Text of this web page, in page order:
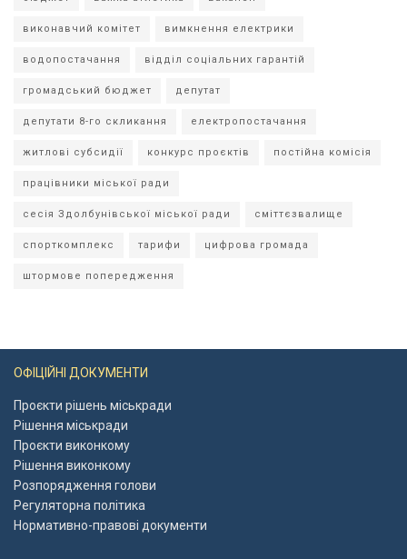
виконавчий комітет вимкнення електрики
водопостачання відділ соціальних гарантій
громадський бюджет депутат
депутати 8-го скликання електропостачання
житлові субсидії конкурс проєктів постійна комісія
працівники міської ради
сесія Здолбунівської міської ради сміттєзвалище
спорткомплекс тарифи цифрова громада
штормове попередження
ОФІЦІЙНІ ДОКУМЕНТИ
Проєкти рішень міськради
Рішення міськради
Проєкти виконкому
Рішення виконкому
Розпорядження голови
Регуляторна політика
Нормативно-правові документи